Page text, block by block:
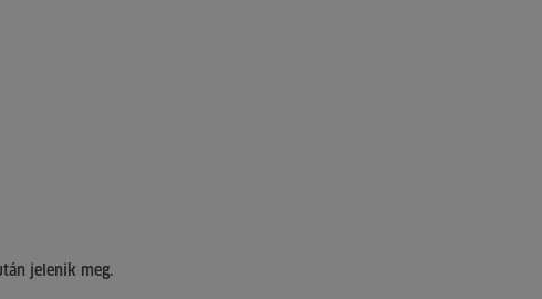
jelenik meg.